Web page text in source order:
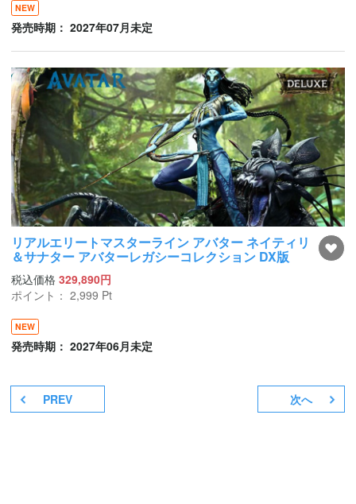
NEW
発売時期： 2027年07月未定
リアルエリートマスターライン アバター ネイティリ
＆サナター アバターレガシーコレクション DX版
税込価格 329,890円
ポイント： 2,999 Pt
NEW
発売時期： 2027年06月未定
PREV 次へ